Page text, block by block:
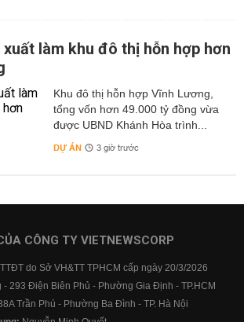
xuất làm khu đô thị hỗn hợp hơn
Khu đô thị hỗn hợp Vĩnh Lương,
tổng vốn hơn 49.000 tỷ đồng vừa
được UBND Khánh Hòa trình...
DỰ ÁN 3 giờ trước
CÔNG TY VIETNEWSCORP
do Sở VH&TT TPHCM cấp ngày 20/3/2026
- 293 Điện Biên Phủ - Phường Gia Định - TP.HCM
Trần Phú - Phường Ba Đình - TP. Hà Nội